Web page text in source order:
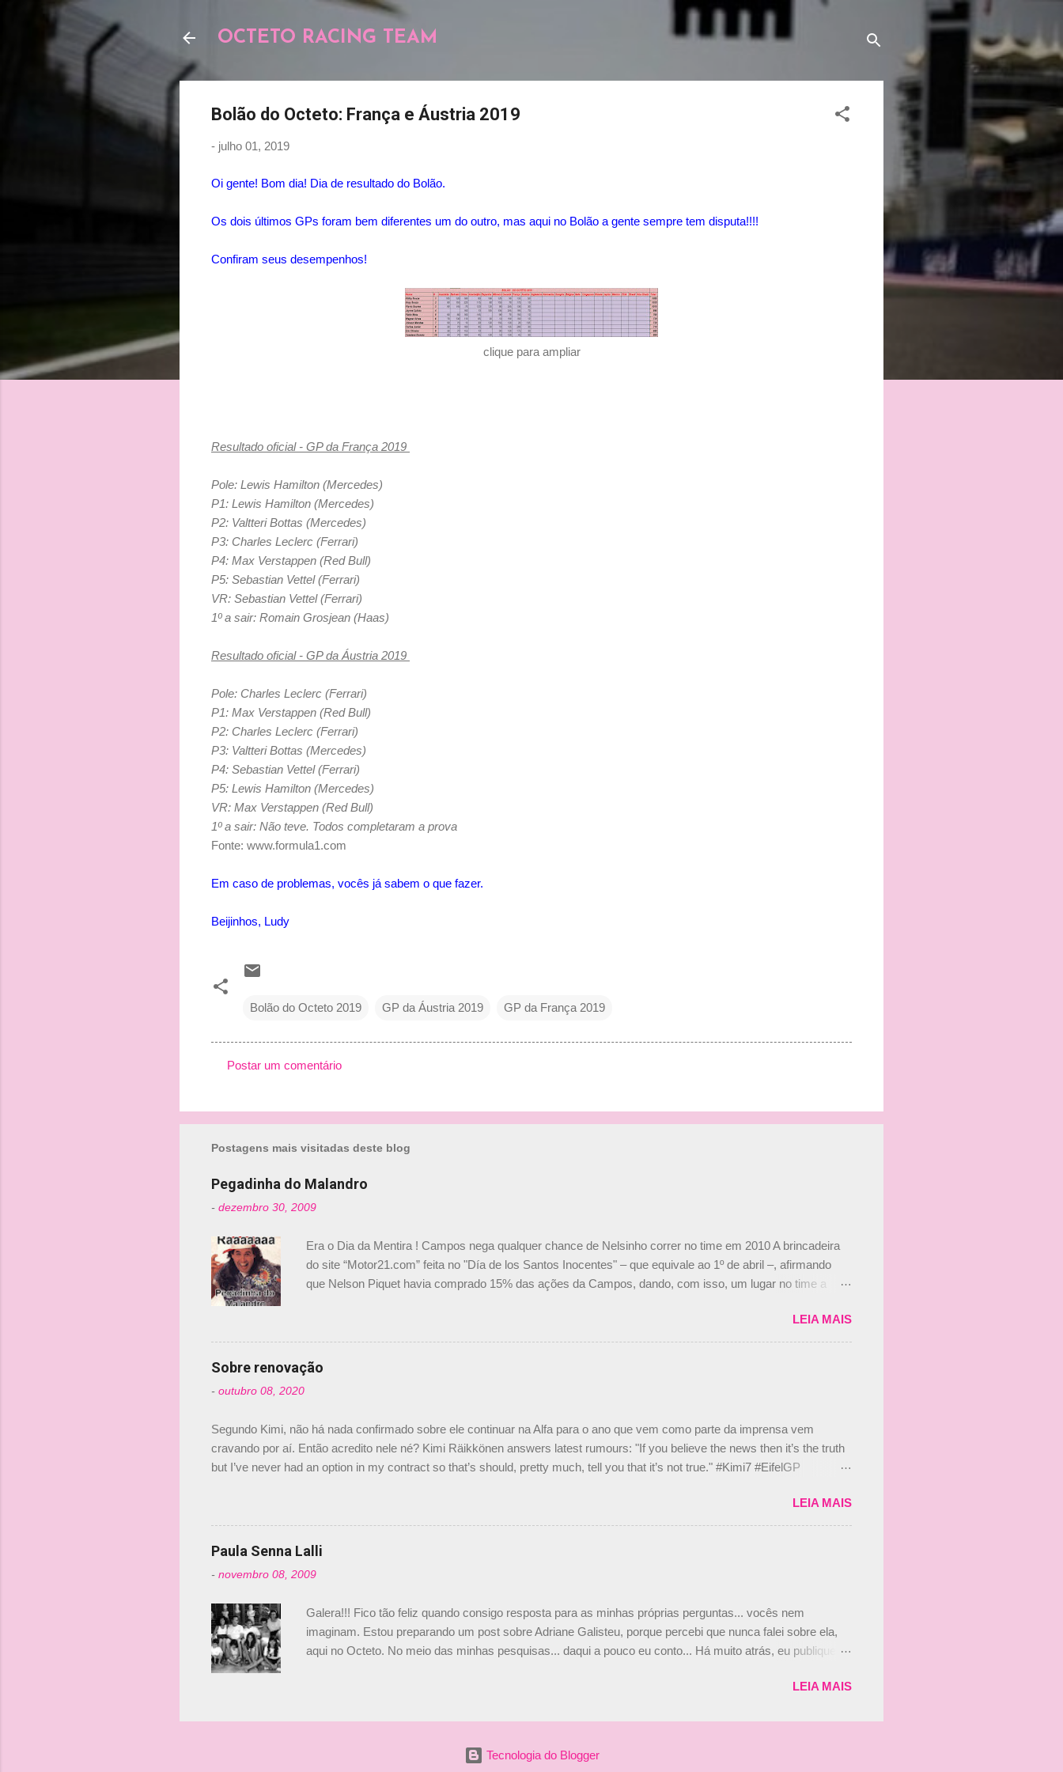
OCTETO RACING TEAM
Bolão do Octeto: França e Áustria 2019
- julho 01, 2019
Oi gente! Bom dia! Dia de resultado do Bolão.
Os dois últimos GPs foram bem diferentes um do outro, mas aqui no Bolão a gente sempre tem disputa!!!!
Confiram seus desempenhos!
clique para ampliar
Resultado oficial - GP da França 2019
Pole: Lewis Hamilton (Mercedes)
P1: Lewis Hamilton (Mercedes)
P2: Valtteri Bottas (Mercedes)
P3: Charles Leclerc (Ferrari)
P4: Max Verstappen (Red Bull)
P5: Sebastian Vettel (Ferrari)
VR: Sebastian Vettel (Ferrari)
1º a sair: Romain Grosjean (Haas)
Resultado oficial - GP da Áustria 2019
Pole: Charles Leclerc (Ferrari)
P1: Max Verstappen (Red Bull)
P2: Charles Leclerc (Ferrari)
P3: Valtteri Bottas (Mercedes)
P4: Sebastian Vettel (Ferrari)
P5: Lewis Hamilton (Mercedes)
VR: Max Verstappen (Red Bull)
1º a sair: Não teve. Todos completaram a prova
Fonte: www.formula1.com
Em caso de problemas, vocês já sabem o que fazer.
Beijinhos, Ludy
Bolão do Octeto 2019 GP da Áustria 2019 GP da França 2019
m
e
t
á
r
i
o
s
Postar um comentário
Postagens mais visitadas deste blog
Pegadinha do Malandro
- dezembro 30, 2009
Era o Dia da Mentira ! Campos nega qualquer chance de Nelsinho correr no time em 2010 A brincadeira
do site “Motor21.com” feita no "Día de los Santos Inocentes" – que equivale ao 1º de abril –, afirmando
que Nelson Piquet havia comprado 15% das ações da Campos, dando, com isso, um lugar no time a
dirigente foi taxativo ao declarar que o brasileiro não será o companheiro de Bruno Senna em 2010. "Na
verdade, nós recebemos uma oferta de Piquet", admitiu Audetto. “Mas depois de ter assinado com Bruno
Senna, não podemos ter dois brasileiros”, explicou, dizendo ainda que não tem nada contra o filho do
LEIA MAIS
Sobre renovação
- outubro 08, 2020
Segundo Kimi, não há nada confirmado sobre ele continuar na Alfa para o ano que vem como parte da imprensa vem
cravando por aí. Então acredito nele né? Kimi Räikkönen answers latest rumours: "If you believe the news then it’s the truth
but I’ve never had an option in my contract so that’s should, pretty much, tell you that it’s not true." #Kimi7 #EifelGP
falando sobre o fato do Iceman estar há tantos anos na F1. What is it like to have Kimi as a team mate? 🙌 Over to you,
@RGrosjean ! #EifelGP 🇩🇪 #F1 pic.twitter.com/GSAu1LWnwW — Formula 1 (@F1) October 8, 2020 Beijinhos, Ludy
LEIA MAIS
Paula Senna Lalli
- novembro 08, 2009
Galera!!! Fico tão feliz quando consigo resposta para as minhas próprias perguntas... vocês nem
imaginam. Estou preparando um post sobre Adriane Galisteu, porque percebi que nunca falei sobre ela,
aqui no Octeto. No meio das minhas pesquisas... daqui a pouco eu conto... Há muito atrás, eu publiquei
Bruno, é sua irmã caçula, Paula Senna. Fui questionada, porque todos achavam que a Viviane Senna
Vamos lá! Bonitinha, né? Bobeira, mas fiquei feliz. Acho que em 2010, veremos mais a mocinha. Vick
LEIA MAIS
Tecnologia do Blogger